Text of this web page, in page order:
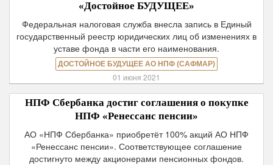
«Достойное БУДУЩЕЕ»
Федеральная налоговая служба внесла запись в Единый
государственный реестр юридических лиц об изменениях в
уставе фонда в части его наименования.
ДОСТОЙНОЕ БУДУЩЕЕ АО НПФ (САФМАР)
01 июня 2021
НПФ Сбербанка достиг соглашения о покупке
НПФ «Ренессанс пенсии»
АО «НПФ Сбербанка» приобретёт 100% акций АО НПФ
«Ренессанс пенсии». Соответствующее соглашение
достигнуто между акционерами пенсионных фондов.